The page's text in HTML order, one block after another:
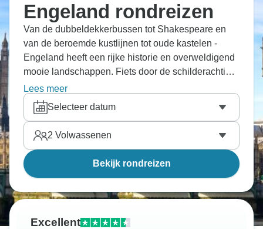
Engeland rondreizen
Van de dubbeldekkerbussen tot Shakespeare en
van de beroemde kustlijnen tot oude kastelen -
Engeland heeft een rijke historie en overweldigend
mooie landschappen. Fiets door de schilderachtige
vissershavens van
Romeinse warmwaterbronnen in Bath, ervaar de
pittoreske Cotswolds of ga op trektocht door het
ongerepte Lake District. Maak een rondreis door
Engeland, Schotland en Wales
vol legendes, bezienswaardigheden en gezellige
pubs. Ook voor
gezinnen
onvergetelijke vakantie.
Lees meer
Selecteer datum
2 Volwassenen
Bekijk rondreizen
Excellent